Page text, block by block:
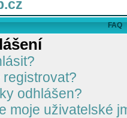
FAQ
odhlášen?
moje uživatelské